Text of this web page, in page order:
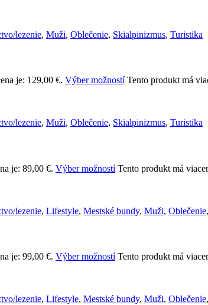
lezenie, Muži, Oblečenie, Skialpinizmus, Turistika
je: 129,00 €. Výber možností Tento produkt má
lezenie, Muži, Oblečenie, Skialpinizmus, Turistika
je: 89,00 €. Výber možností Tento produkt má
lezenie, Lifestyle, Mestské bundy, Muži, Oblečenie,
je: 99,00 €. Výber možností Tento produkt má
lezenie, Lifestyle, Mestské bundy, Muži, Oblečenie,